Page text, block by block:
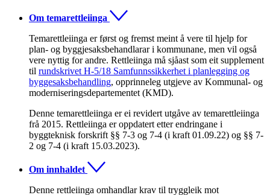
Om temarettleiinga
Temarettleiinga er først og fremst meint å vere til hjelp for
plan- og byggjesaksbehandlarar i kommunane, men vil også
vere nyttig for andre. Rettleiinga må sjåast som eit supplement
til rundskrivet H-5/18 Samfunnssikkerhet i planlegging og
byggesaksbehandling, opprinneleg utgjeve av Kommunal- og
moderniseringsdepartementet (KMD).
Denne temarettleiinga er ei revidert utgåve av temarettleiinga
frå 2015. Rettleiinga er oppdatert etter endringane i
byggteknisk forskrift §§ 7-3 og 7-4 (i kraft 01.09.22) og §§ 7-
2 og 7-4 (i kraft 15.03.2023).
Om innhaldet
Denne rettleiinga omhandlar krav til tryggleik mot